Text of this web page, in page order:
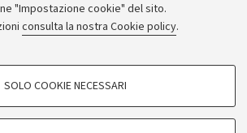
"Impostazione cookie" del sito.
consulta la nostra Cookie policy.
- FACOLTATIVI
SOLO COOKIE NECESSARI
Rassegna stampa